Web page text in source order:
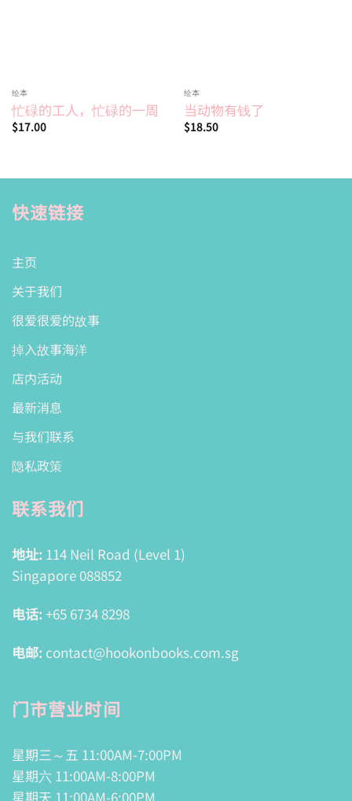
绘本
忙碌的工人，忙碌的一周
$17.00
绘本
当动物有钱了
$18.50
快速链接
主页
关于我们
很爱很爱的故事
掉入故事海洋
店内活动
最新消息
与我们联系
隐私政策
联系我们
地址: 114 Neil Road (Level 1)
Singapore 088852
电话: +65 6734 8298
电邮: contact@hookonbooks.com.sg
门市营业时间
星期三～五 11:00AM-7:00PM
星期六 11:00AM-8:00PM
星期天 11:00AM-6:00PM